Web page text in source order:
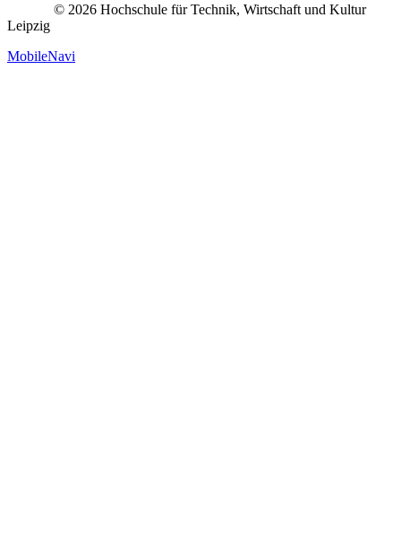
© 2026 Hochschule für Technik, Wirtschaft und Kultur
Leipzig
MobileNavi